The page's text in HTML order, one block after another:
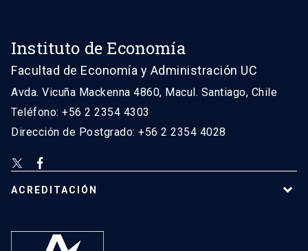
Instituto de Economía
Facultad de Economía y Administración UC
Avda. Vicuña Mackenna 4860, Macul. Santiago, Chile
Teléfono: +56 2 2354 4303
Dirección de Postgrado: +56 2 2354 4028
ACREDITACIÓN